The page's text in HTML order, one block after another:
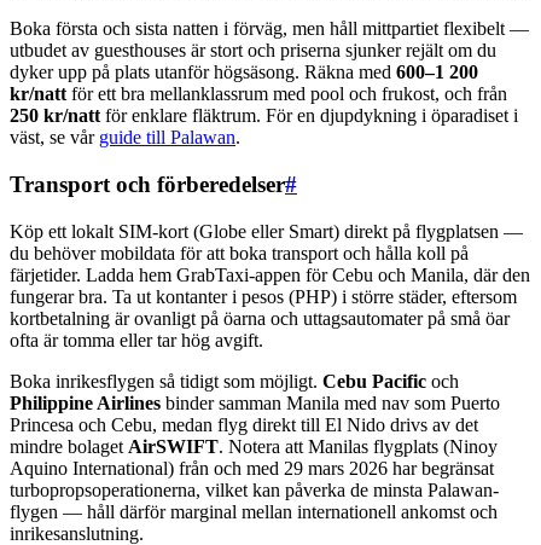
Boka första och sista natten i förväg, men håll mittpartiet flexibelt —
utbudet av guesthouses är stort och priserna sjunker rejält om du
dyker upp på plats utanför högsäsong. Räkna med 600–1 200
kr/natt för ett bra mellanklassrum med pool och frukost, och från
250 kr/natt för enklare fläktrum. För en djupdykning i öparadiset i
väst, se vår guide till Palawan.
Transport och förberedelser#
Köp ett lokalt SIM-kort (Globe eller Smart) direkt på flygplatsen —
du behöver mobildata för att boka transport och hålla koll på
färjetider. Ladda hem GrabTaxi-appen för Cebu och Manila, där den
fungerar bra. Ta ut kontanter i pesos (PHP) i större städer, eftersom
kortbetalning är ovanligt på öarna och uttagsautomater på små öar
ofta är tomma eller tar hög avgift.
Boka inrikesflygen så tidigt som möjligt. Cebu Pacific och
Philippine Airlines binder samman Manila med nav som Puerto
Princesa och Cebu, medan flyg direkt till El Nido drivs av det
mindre bolaget AirSWIFT. Notera att Manilas flygplats (Ninoy
Aquino International) från och med 29 mars 2026 har begränsat
turbopropsoperationerna, vilket kan påverka de minsta Palawan-
flygen — håll därför marginal mellan internationell ankomst och
inrikesanslutning.